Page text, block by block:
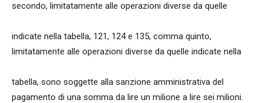
secondo, limitatamente alle operazioni diverse da quelle
indicate nella tabella, 121, 124 e 135, comma quinto,
limitatamente alle operazioni diverse da quelle indicate nella
tabella, sono soggette alla sanzione amministrativa del
pagamento di una somma da lire un milione a lire sei milioni.